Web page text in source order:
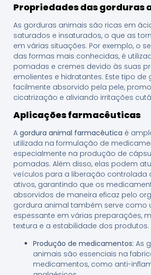
Propriedades das gorduras
As gorduras animais são ricas em
saturados e insaturados, o que as
em várias situações. Por exemplo, o
das formas mais conhecidas, é
pomadas e cremes devido às suas
emolientes e hidratantes. Este tipo de
facilmente absorvido pela pele,
cicatrização e aliviando irritações
Aplicações farmacêuticas
A gordura animal farmacêutica é
utilizada na formulação de
especialmente na produção de
pomadas. Além disso, elas podem
veículos para a liberação controlada
ativos, garantindo que os
absorvidos de maneira eficaz pelo
gordura animal também serve como
espessante em várias preparações,
textura e a estabilidade dos produtos.
Produção de medicamentos: As
animais são essenciais na
medicamentos, como anti-